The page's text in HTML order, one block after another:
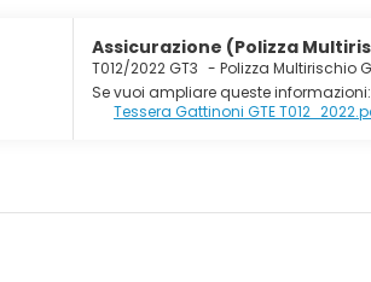
Assicurazione (Polizza
T012/2022 GT3 - Polizza Multirischio
Se vuoi ampliare queste informazioni:
Tessera Gattinoni GTE